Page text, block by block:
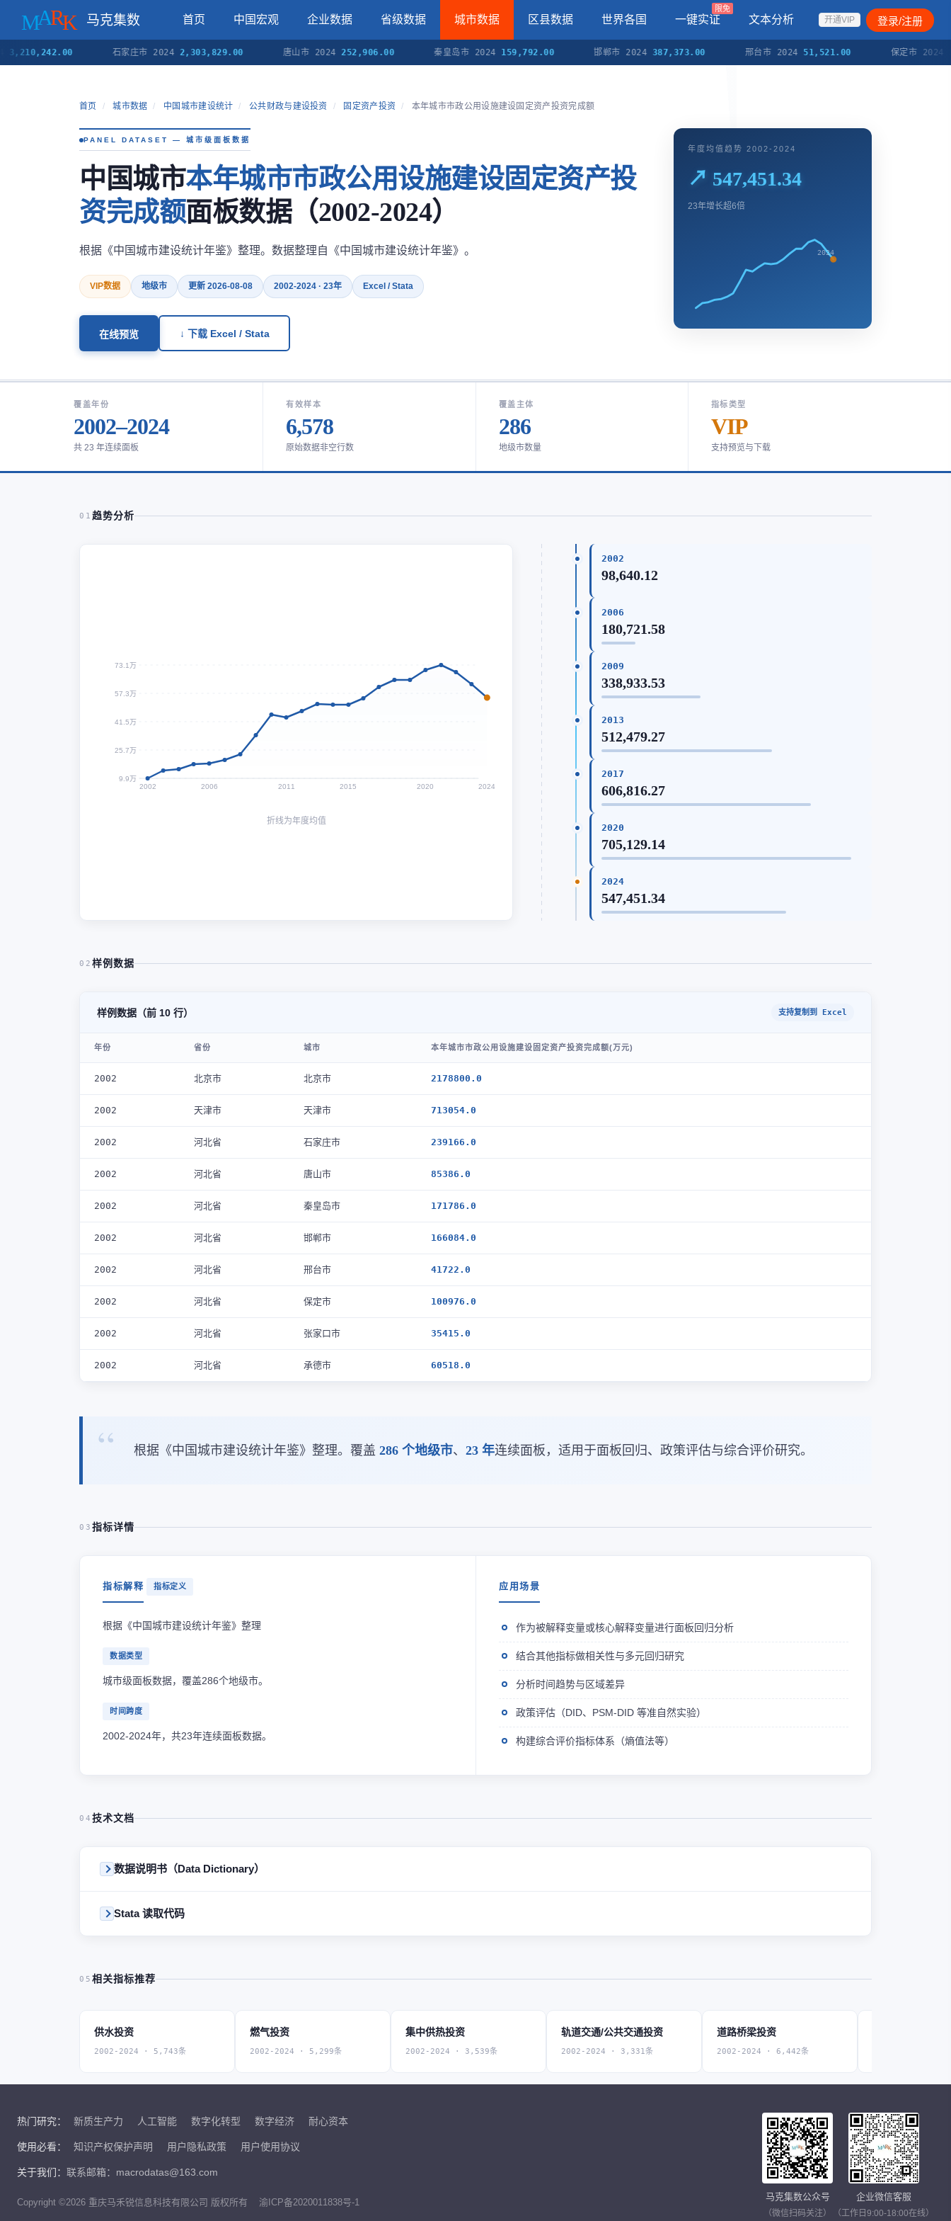
马克集数 首页 中国宏观 企业数据 省级数据 城市数据 区县数据 世界各国 一键实证
限免
文本分析 开通VIP 登录/注册
石家庄市 20242,303,829.00 唐山市 2024252,906.00 秦皇岛市 2024159,792.00 邯郸市 2024387,373.00 邢台市 202451,521.00 保定市 2024
首页 / 城市数据 / 中国城市建设统计 / 公共财政与建设投资 / 固定资产投资 / 本年城市市政公用设施建设固定资产投资完成额
PANEL DATASET — 城市级面板数据
中国城市本年城市市政公用设施建设固定资产投
资完成额面板数据（2002-2024）
根据《中国城市建设统计年鉴》整理。数据整理自《中国城市建设统计年鉴》。
VIP数据 地级市 更新 2026-08-08 2002-2024 · 23年 Excel / Stata
在线预览 ↓ 下载 Excel / Stata
年度均值趋势 2002-2024
↗ 547,451.34
23年增长超6倍
2024
覆盖年份
2002–2024
共 23 年连续面板
有效样本
6,578
原始数据非空行数
覆盖主体
286
地级市数量
指标类型
VIP
支持预览与下载
01 趋势分析
73.1万
57.3万
41.5万
25.7万
9.9万
2002
2006 2011 2015 2020 2024
折线为年度均值
2002
98,640.12
2006
180,721.58
2009
338,933.53
2013
512,479.27
2017
606,816.27
2020
705,129.14
2024
547,451.34
02 样例数据
样例数据（前 10 行） 支持复制到 Excel
年份 省份 城市 本年城市市政公用设施建设固定资产投资完成额(万元)
2002 北京市 北京市 2178800.0
2002 天津市 天津市 713054.0
2002 河北省 石家庄市 239166.0
2002 河北省 唐山市 85386.0
2002 河北省 秦皇岛市 171786.0
2002 河北省 邯郸市 166084.0
2002 河北省 邢台市 41722.0
2002 河北省 保定市 100976.0
2002 河北省 张家口市 35415.0
2002 河北省 承德市 60518.0
根据《中国城市建设统计年鉴》整理。覆盖 286 个地级市、 23 年连续面板，适用于面板回归、政策评估与综合评价研究。
03 指标详情
指标解释 指标定义
根据《中国城市建设统计年鉴》整理
数据类型
城市级面板数据，覆盖286个地级市。
时间跨度
2002-2024年，共23年连续面板数据。
应用场景
作为被解释变量或核心解释变量进行面板回归分析
结合其他指标做相关性与多元回归研究
分析时间趋势与区域差异
政策评估（DID、PSM-DID 等准自然实验）
构建综合评价指标体系（熵值法等）
04 技术文档
数据说明书（Data Dictionary）
Stata 读取代码
05 相关指标推荐
供水投资
2002-2024 · 5,743条
燃气投资
2002-2024 · 5,299条
集中供热投资
2002-2024 · 3,539条
轨道交通/公共交通投资
2002-2024 · 3,331条
道路桥梁投资
2002-2024 · 6,442条
热门研究： 新质生产力 人工智能 数字化转型 数字经济 耐心资本
使用必看： 知识产权保护声明 用户隐私政策 用户使用协议
关于我们： 联系邮箱：macrodatas@163.com
Copyright ©2026 重庆马禾锐信息科技有限公司 版权所有 渝ICP备2020011838号-1
马克集数公众号
（微信扫码关注）
企业微信客服
（工作日9:00-18:00在线）